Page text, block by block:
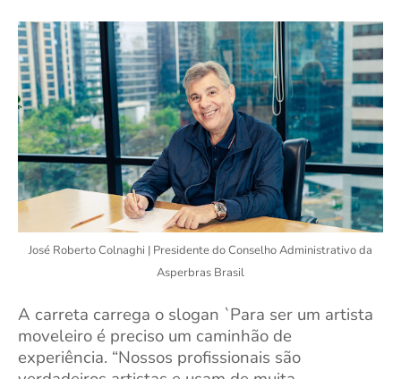
José Roberto Colnaghi | Presidente do Conselho Administrativo da
Asperbras Brasil
A carreta carrega o slogan `Para ser um artista
moveleiro é preciso um caminhão de
experiência. “Nossos profissionais são